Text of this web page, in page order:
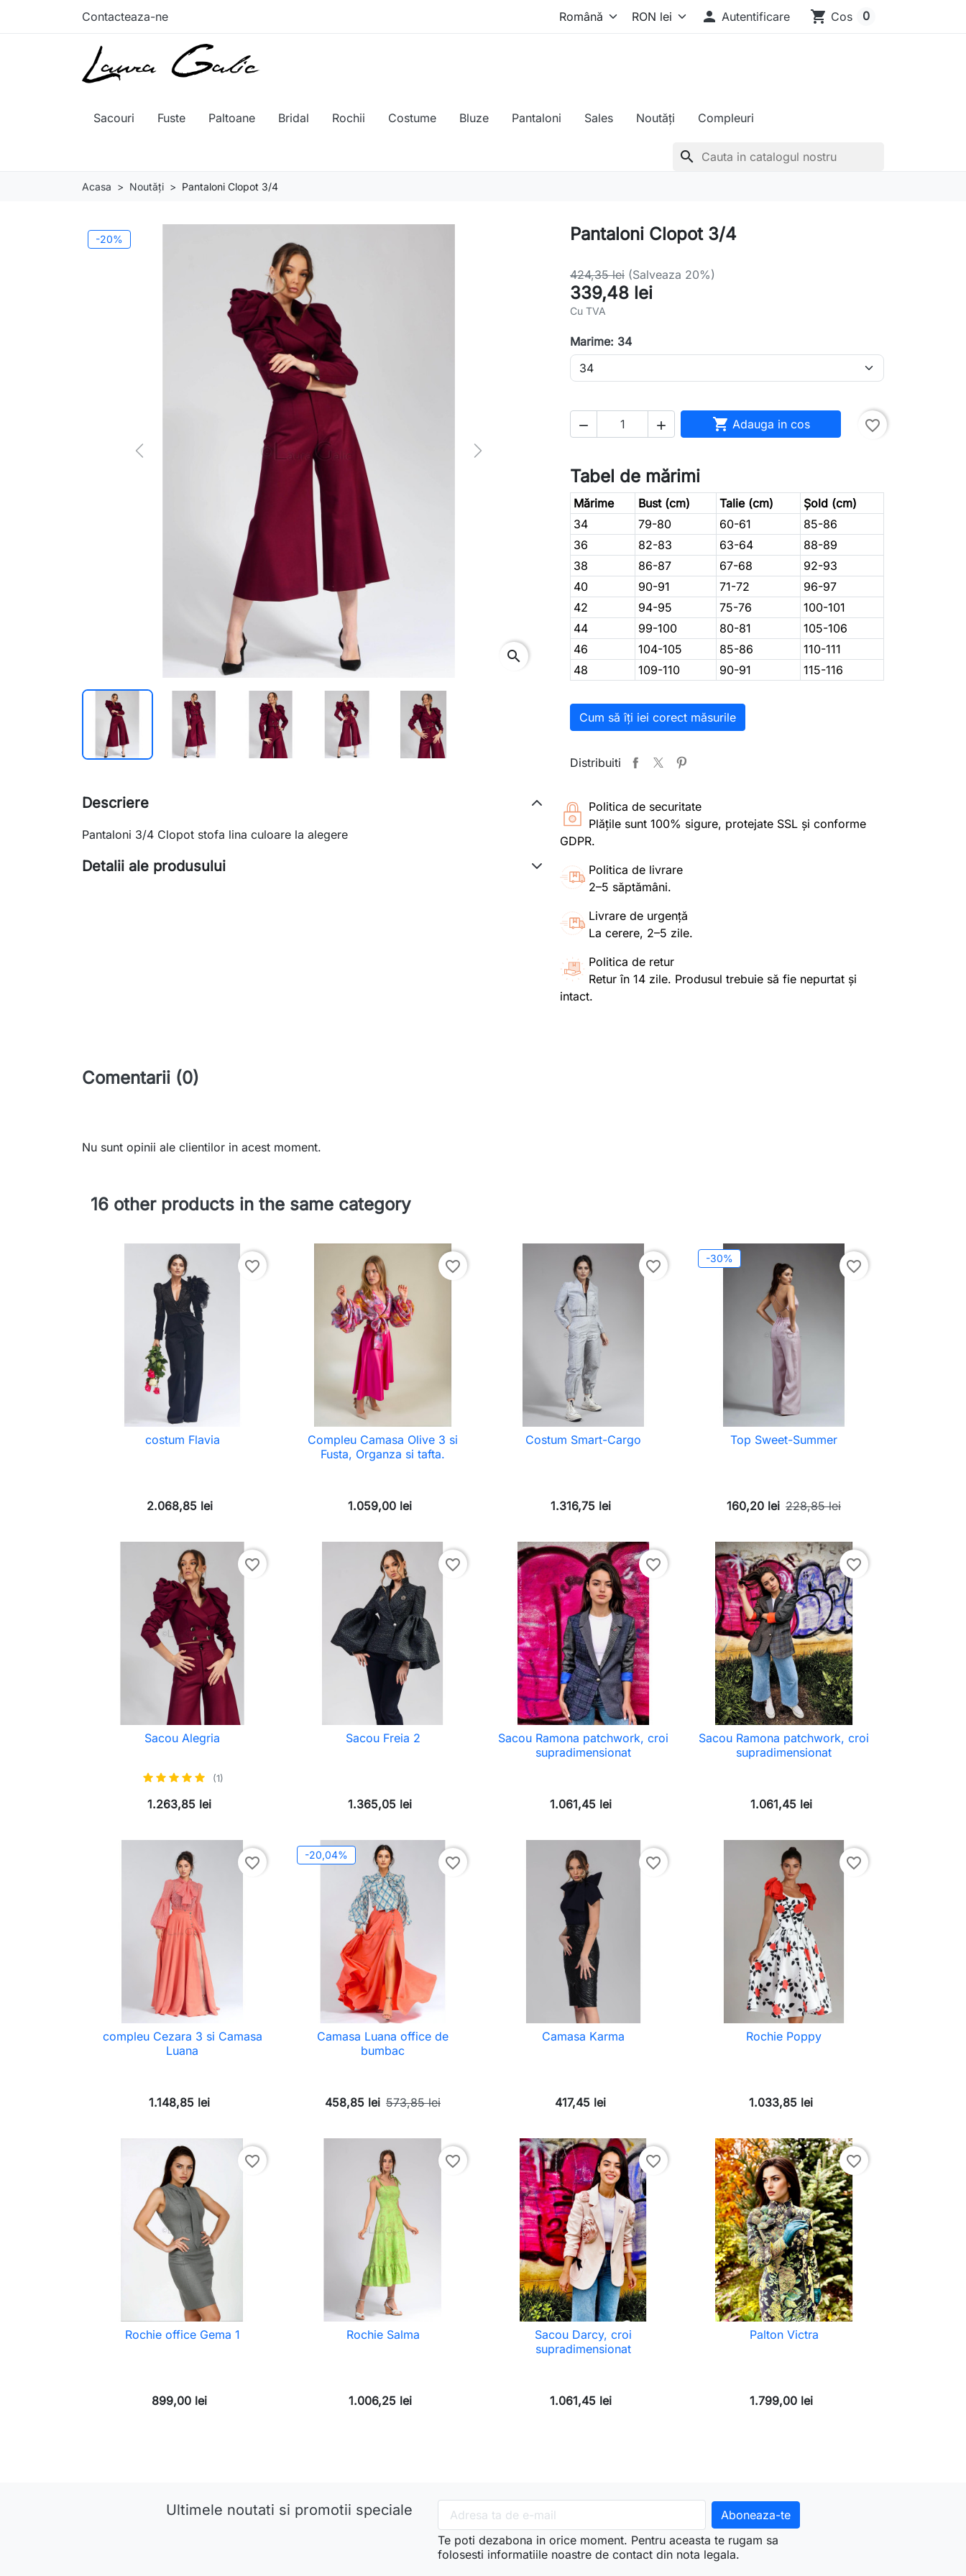
Contacteaza-ne  Autentificare shopping_cart Cos 0
Sacouri Fuste Paltoane Bridal Rochii Costume Bluze Pantaloni Sales Noutăți Compleuri
search
Acasa Noutăți Pantaloni Clopot 3/4
-20%
Previous Next
search
Pantaloni Clopot 3/4
424,35 lei (Salveaza 20%)
339,48 lei
Cu TVA
Marime: 34
   Adauga in cos favorite_border
Tabel de mărimi
Mărime Bust (cm) Talie (cm)
Șold (cm)
34
79-80 60-61
85-86
36
82-83 63-64
88-89
38
86-87 67-68
92-93
40
90-91 71-72
96-97
42
94-95 75-76
100-101
44
99-100 80-81
105-106
46
104-105 85-86
110-111
48
109-110 90-91 115-116
Cum să îți iei corect măsurile
Distribuiti
Politica de securitate
Plățile sunt 100% sigure, protejate SSL și conforme
GDPR.
Politica de livrare
2–5 săptămâni.
Livrare de urgență
La cerere, 2–5 zile.
Politica de retur
Retur în 14 zile. Produsul trebuie să fie nepurtat și
intact.
Descriere
Pantaloni 3/4 Clopot stofa lina culoare la alegere
Detalii ale produsului
Comentarii (0)
Nu sunt opinii ale clientilor in acest moment.
16 other products in the same category
favorite_border
costum Flavia
2.068,85 lei
favorite_border
Compleu Camasa Olive 3 si
Fusta, Organza si tafta.
1.059,00 lei
favorite_border
Costum Smart-Cargo
1.316,75 lei
-30% favorite_border
Top Sweet-Summer
160,20 lei 228,85 lei
favorite_border
Sacou Alegria
(1)
1.263,85 lei
favorite_border
Sacou Freia 2
1.365,05 lei
favorite_border
Sacou Ramona patchwork, croi
supradimensionat
1.061,45 lei
favorite_border
Sacou Ramona patchwork, croi
supradimensionat
1.061,45 lei
favorite_border
compleu Cezara 3 si Camasa
Luana
1.148,85 lei
-20,04% favorite_border
Camasa Luana office de
bumbac
458,85 lei 573,85 lei
favorite_border
Camasa Karma
417,45 lei
favorite_border
Rochie Poppy
1.033,85 lei
favorite_border
Rochie office Gema 1
899,00 lei
favorite_border
Rochie Salma
1.006,25 lei
favorite_border
Sacou Darcy, croi
supradimensionat
1.061,45 lei
favorite_border
Palton Victra
1.799,00 lei
Ultimele noutati si promotii speciale
Te poti dezabona in orice moment. Pentru aceasta te rugam sa
folosesti informatiile noastre de contact din nota legala.